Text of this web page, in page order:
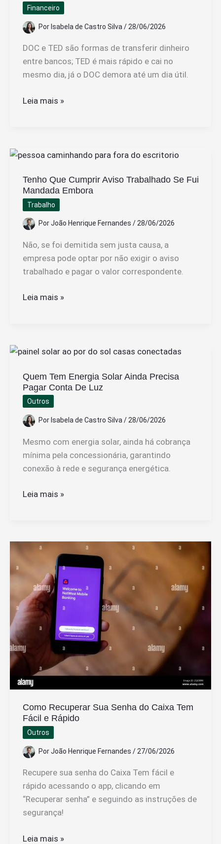
Financeiro
Por Isabela de Castro Silva / 28/06/2026
DOC e TED são formas de transferir dinheiro
entre bancos; TED é mais rápido e cai no
mesmo dia, já o DOC demora até um dia útil.
Qual
DOC
TED
e
Como
Funcionam
Leia mais »
Tenho Que Cumprir Aviso Trabalhado Se Fui
Mandada Embora
Trabalho
PorJoão Henrique Fernandes /28/06/2026
Não, se foi demitida sem justa causa, a
empresa pode optar por não exigir o aviso
trabalhado e pagar o valor correspondente.
Tenho
Trabalhado
Fui
Mandada
Embora
Leia mais »
Quem Tem Energia Solar Ainda Precisa
Pagar Conta De Luz
Outros
Por Isabela de Castro Silva / 28/06/2026
Mesmo com energia solar, ainda há cobrança
mínima pela concessionária, garantindo
conexão à rede e segurança energética.
Quem
Ainda
Precisa
Conta
De
Luz
Leia mais »
Como Recuperar Sua Senha do Caixa Tem
Fácil e Rápido
Outros
PorJoão Henrique Fernandes / 27/06/2026
Recupere sua senha do Caixa Tem fácil e
rápido acessando o app, clicando em
“Recuperar senha” e seguindo as instruções de
segurança!
Como
Leia mais »